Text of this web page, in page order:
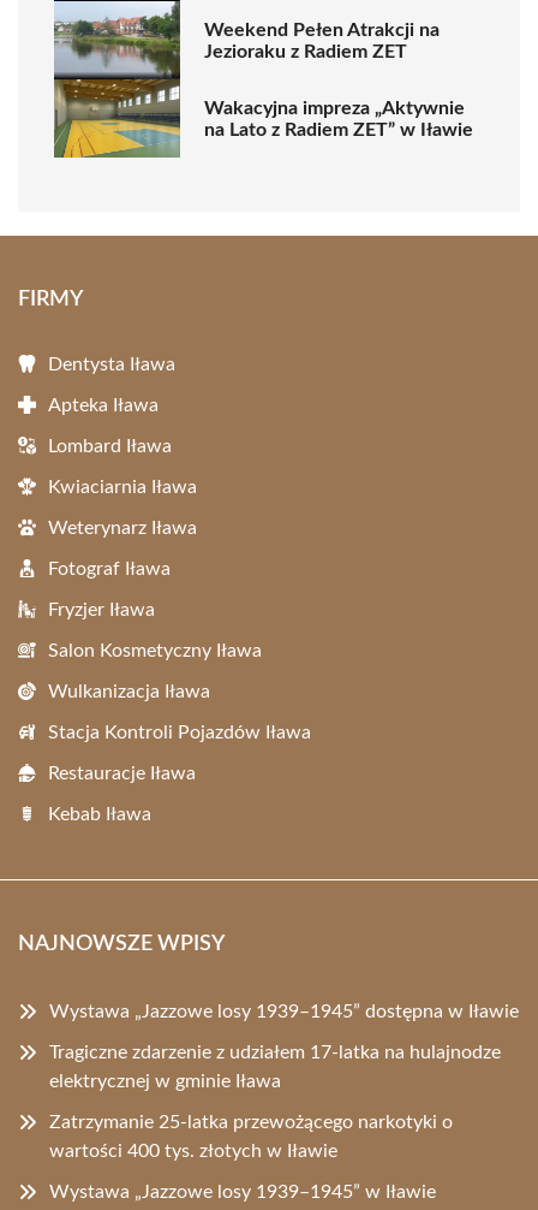
Weekend Pełen Atrakcji na
Jezioraku z Radiem ZET
Wakacyjna impreza „Aktywnie
na Lato z Radiem ZET” w Iławie
FIRMY
Dentysta Iława
Apteka Iława
Lombard Iława
Kwiaciarnia Iława
Weterynarz Iława
Fotograf Iława
Fryzjer Iława
Salon Kosmetyczny Iława
Wulkanizacja Iława
Stacja Kontroli Pojazdów Iława
Restauracje Iława
Kebab Iława
NAJNOWSZE WPISY
Wystawa „Jazzowe losy 1939–1945” dostępna w Iławie
Tragiczne zdarzenie z udziałem 17-latka na hulajnodze
elektrycznej w gminie Iława
Zatrzymanie 25-latka przewożącego narkotyki o
wartości 400 tys. złotych w Iławie
Wystawa „Jazzowe losy 1939–1945” w Iławie